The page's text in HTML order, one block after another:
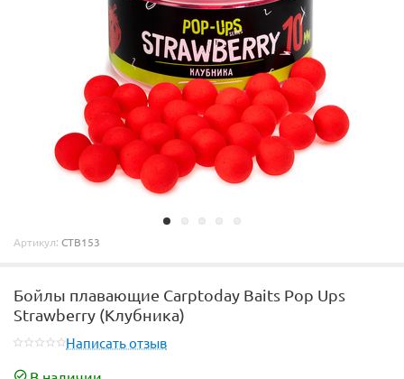
Артикул: CTB153
Бойлы плавающие Carptoday Baits Pop Ups
Strawberry (Клубника)
Написать отзыв